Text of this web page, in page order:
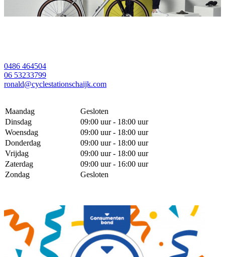
0486 464504
06 53233799
ronald@cyclestationschaijk.com
Maandag
Gesloten
Dinsdag
09:00 uur - 18:00 uur
Woensdag
09:00 uur - 18:00 uur
Donderdag
09:00 uur - 18:00 uur
Vrijdag
09:00 uur - 18:00 uur
Zaterdag
09:00 uur - 16:00 uur
Zondag
Gesloten